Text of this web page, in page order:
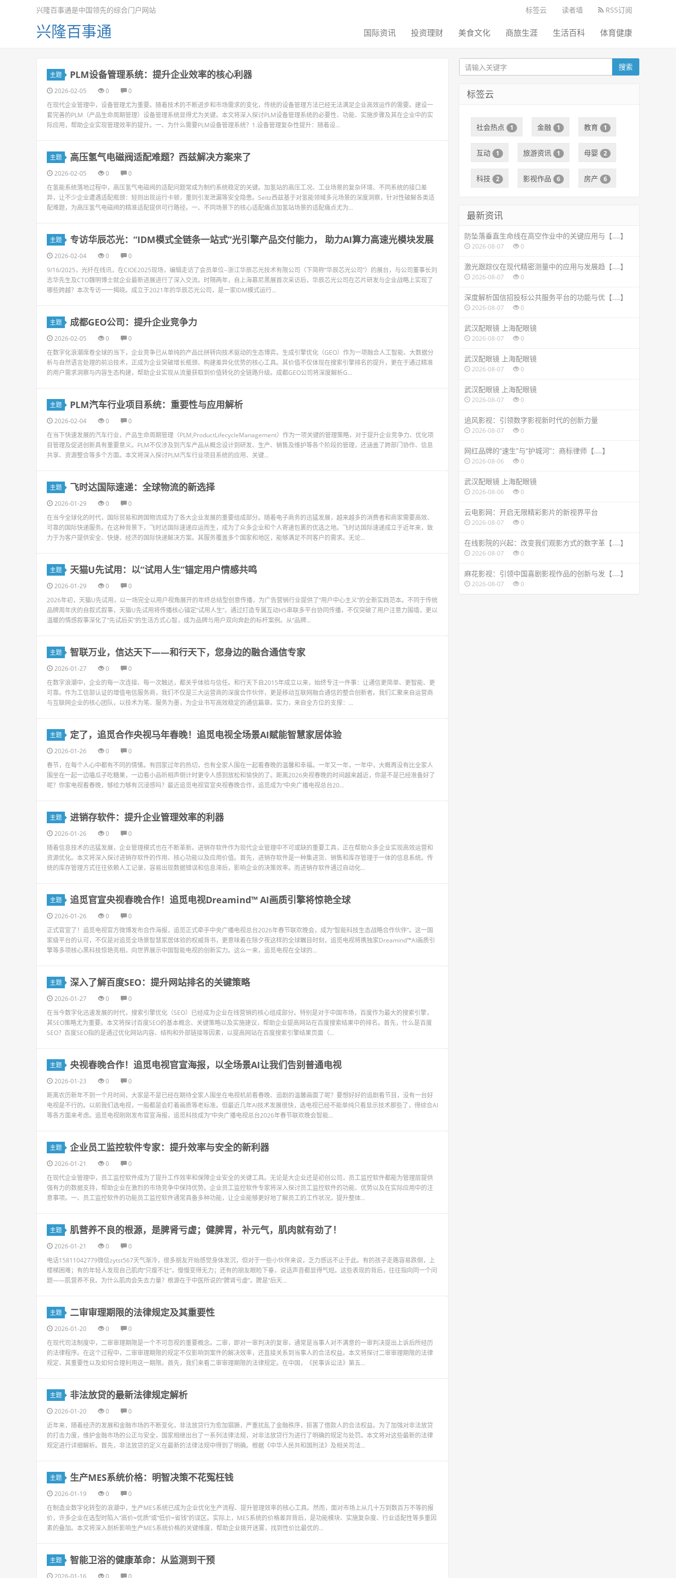
标签云 读者墙 RSS订阅
兴隆百事通是中国领先的综合门户网站
兴隆百事通 国际资讯 投资理财 美食文化 商旅生涯 生活百科 体育健康
主题 PLM设备管理系统：提升企业效率的核心利器
2026-02-05 0
0
在现代企业管理中，设备管理尤为重要。随着技术的不断进步和市场需求的变化，传统的设备管理方法已经无法满足企业高效运作的需要。建设一
套完善的PLM（产品生命周期管理）设备管理系统显得尤为关键。本文将深入探讨PLM设备管理系统的必要性、功能、实施步骤及其在企业中的实
际应用，帮助企业实现管理效率的提升。一、为什么需要PLM设备管理系统？1.设备管理复杂性提升：随着设...
主题 高压氢气电磁阀适配难题？西兹解决方案来了
2026-02-05 0
0
在氢能系统落地过程中，高压氢气电磁阀的适配问题常成为制约系统稳定的关键。加氢站的高压工况、工业场景的复杂环境、不同系统的接口差
异，让不少企业遭遇适配瓶颈：轻则出现运行卡顿，重则引发泄漏等安全隐患。Seitz西兹基于对氢能领域多元场景的深度洞察，针对性破解各类适
配难题，为高压氢气电磁阀的精准适配提供可行路径。一、不同场景下的核心适配痛点加氢站场景的适配痛点尤为...
主题 专访华辰芯光：“IDM模式全链条一站式”光引擎产品交付能力， 助力AI算力高速光模块发展
2026-02-04 0
0
9/16/2025，光纤在线讯，在CIOE2025现场，编辑走访了会员单位--浙江华辰芯光技术有限公司（下简称“华辰芯光公司”）的展台，与公司董事长刘
志华先生及CTO魏明博士就企业最新进展进行了深入交流。时隔两年，自上海慕尼黑展首次采访后，华辰芯光公司在芯片研发与企业战略上实现了
哪些跨越？本次专访一一揭晓。成立于2021年的华辰芯光公司，是一家IDM模式运行...
主题 成都GEO公司：提升企业竞争力
2026-02-05 0
0
在数字化浪潮席卷全球的当下，企业竞争已从单纯的产品比拼转向技术驱动的生态博弈。生成引擎优化（GEO）作为一项融合人工智能、大数据分
析与自然语言处理的前沿技术，正成为企业突破增长瓶颈、构建差异化优势的核心工具。其价值不仅体现在搜索引擎排名的提升，更在于通过精准
的用户需求洞察与内容生态构建，帮助企业实现从流量获取到价值转化的全链路升级。成都GEO公司将深度解析G...
主题 PLM汽车行业项目系统：重要性与应用解析
2026-02-04 0
0
在当下快速发展的汽车行业，产品生命周期管理（PLM,ProductLifecycleManagement）作为一项关键的管理策略，对于提升企业竞争力、优化项
目管理及促进创新具有重要意义。PLM不仅涉及到汽车产品从概念设计到研发、生产、销售及维护等各个阶段的管理，还涵盖了跨部门协作、信息
共享、资源整合等多个方面。本文将深入探讨PLM汽车行业项目系统的应用、关键...
主题 飞时达国际速递：全球物流的新选择
2026-01-29 0
0
在当今全球化的时代，国际贸易和跨国物流成为了各大企业发展的重要组成部分。随着电子商务的迅猛发展，越来越多的消费者和商家需要高效、
可靠的国际快递服务。在这种背景下，飞时达国际速递应运而生，成为了众多企业和个人寄递包裹的优选之地。飞时达国际速递成立于近年来，致
力于为客户提供安全、快捷、经济的国际快递解决方案。其服务覆盖多个国家和地区，能够满足不同客户的需求。无论...
主题 天猫U先试用：以“试用人生”锚定用户情感共鸣
2026-01-29 0
0
2026年初，天猫U先试用，以一场完全以用户视角展开的年终总结型创意传播，为广告营销行业提供了“用户中心主义”的全新实践范本。不同于传统
品牌周年庆的自叙式叙事，天猫U先试用将传播核心锚定“试用人生”，通过打造专属互动H5串联多平台协同传播，不仅突破了用户注意力围墙，更以
温暖的情感叙事深化了“先试后买”的生活方式心智，成为品牌与用户双向奔赴的标杆案例。从“品牌...
主题 智联万业，信达天下——和行天下，您身边的融合通信专家
2026-01-27 0
0
在数字浪潮中，企业的每一次连接、每一次触达，都关乎体验与信任。和行天下自2015年成立以来，始终专注一件事：让通信更简单、更智能、更
可靠。作为工信部认证的增值电信服务商，我们不仅是三大运营商的深度合作伙伴，更是移动互联网融合通信的整合创新者。我们汇聚来自运营商
与互联网企业的核心团队，以技术为笔、服务为墨，为企业书写高效稳定的通信篇章。实力，来自全方位的支撑：...
主题 定了，追觅合作央视马年春晚！追觅电视全场景AI赋能智慧家居体验
2026-01-26 0
0
春节，在每个人心中都有不同的情愫。有回家过年的热切，也有全家人围在一起看春晚的温馨和幸福。一年又一年，一年中，大概再没有比全家人
围坐在一起一边嗑瓜子吃糖果，一边看小品听相声倒计时更令人感到放松和愉快的了。距离2026央视春晚的时间越来越近，你是不是已经准备好了
呢？你家电视看春晚，够给力够有沉浸感吗？最近追觅电视官宣央视春晚合作，追觅成为“中央广播电视总台20...
主题 进销存软件：提升企业管理效率的利器
2026-01-26 0
0
随着信息技术的迅猛发展，企业管理模式也在不断革新。进销存软件作为现代企业管理中不可或缺的重要工具，正在帮助众多企业实现高效运营和
资源优化。本文将深入探讨进销存软件的作用、核心功能以及应用价值。首先，进销存软件是一种集进货、销售和库存管理于一体的信息系统。传
统的库存管理方式往往依赖人工记录，容易出现数据错误和信息滞后，影响企业的决策效率。而进销存软件通过自动化...
主题 追觅官宣央视春晚合作！追觅电视Dreamind™ AI画质引擎将惊艳全球
2026-01-26 0
0
正式官宣了！追觅电视官方微博发布合作海报，追觅正式牵手中央广播电视总台2026年春节联欢晚会，成为“智能科技生态战略合作伙伴”。这一国
家级平台的认可，不仅是对追觅全场景智慧家居体验的权威背书，更意味着在除夕夜这样的全球瞩目时刻，追觅电视将携独家Dreamind™AI画质引
擎等多项核心黑科技惊艳亮相，向世界展示中国智能电视的创新实力。这么一来，追觅电视在全球的...
主题 深入了解百度SEO：提升网站排名的关键策略
2026-01-27 0
0
在当今数字化迅速发展的时代，搜索引擎优化（SEO）已经成为企业在线营销的核心组成部分。特别是对于中国市场，百度作为最大的搜索引擎，
其SEO策略尤为重要。本文将探讨百度SEO的基本概念、关键策略以及实施建议，帮助企业提高网站在百度搜索结果中的排名。首先，什么是百度
SEO？百度SEO指的是通过优化网站内容、结构和外部链接等因素，以提高网站在百度搜索引擎结果页面（...
主题 央视春晚合作！追觅电视官宣海报，以全场景AI让我们告别普通电视
2026-01-23 0
0
距离农历新年不到一个月时间，大家是不是已经在期待全家人围坐在电视机前看春晚、追剧的温馨画面了呢？要想好好的追剧看节目，没有一台好
电视是不行的。以前我们选电视，一般都是会盯着画质等老标准。但最近几年AI技术发展很快，选电视已经不能单纯只看显示技术那些了，得综合AI
等各方面来考虑。追觅电视刚刚发布官宣海报，追觅科技成为“中央广播电视总台2026年春节联欢晚会智能...
主题 企业员工监控软件专家：提升效率与安全的新利器
2026-01-21 0
0
在现代企业管理中，员工监控软件成为了提升工作效率和保障企业安全的关键工具。无论是大企业还是初创公司，员工监控软件都能为管理层提供
强有力的数据支持，帮助企业在激烈的市场竞争中保持优势。企业员工监控软件专家将深入探讨员工监控软件的功能、优势以及在实际应用中的注
意事项。一、员工监控软件的功能员工监控软件通常具备多种功能，让企业能够更好地了解员工的工作状况，提升整体...
主题 肌营养不良的根源，是脾肾亏虚；健脾胃，补元气，肌肉就有劲了！
2026-01-21 0
0
电话15811042779微信zytst567天气渐冷，很多朋友开始感觉身体发沉，但对于一些小伙伴来说，乏力感远不止于此。有的孩子走路容易跌倒，上
楼梯困难；有的年轻人发现自己肌肉“只瘦不壮”，慢慢变得无力；还有的朋友眼睑下垂，说话声音都显得气短。这些表现的背后，往往指向同一个问
题——肌营养不良。为什么肌肉会失去力量？根源在于中医所说的“脾肾亏虚”。脾是“后天...
主题 二审审理期限的法律规定及其重要性
2026-01-20 0
0
在现代司法制度中，二审审理期限是一个不可忽视的重要概念。二审，即对一审判决的复审，通常是当事人对不满意的一审判决提出上诉后所经历
的法律程序。在这个过程中，二审审理期限的规定不仅影响到案件的解决效率，还直接关系到当事人的合法权益。本文将探讨二审审理期限的法律
规定、其重要性以及如何合理利用这一期限。首先，我们来看二审审理期限的法律规定。在中国，《民事诉讼法》第五...
主题 非法放贷的最新法律规定解析
2026-01-20 0
0
近年来，随着经济的发展和金融市场的不断变化，非法放贷行为愈加猖獗，严重扰乱了金融秩序，损害了借款人的合法权益。为了加强对非法放贷
的打击力度，维护金融市场的公正与安全，国家相继出台了一系列法律法规，对非法放贷行为进行了明确的规定与处罚。本文将对这些最新的法律
规定进行详细解析。首先，非法放贷的定义在最新的法律法规中得到了明确。根据《中华人民共和国刑法》及相关司法...
主题 生产MES系统价格：明智决策不花冤枉钱
2026-01-19 0
0
在制造业数字化转型的浪潮中，生产MES系统已成为企业优化生产流程、提升管理效率的核心工具。然而，面对市场上从几十万到数百万不等的报
价，许多企业在选型时陷入“高价=优质”或“低价=省钱”的误区。实际上，MES系统的价格差异背后，是功能模块、实施复杂度、行业适配性等多重因
素的叠加。本文将深入剖析影响生产MES系统价格的关键维度，帮助企业拨开迷雾，找到性价比最优的...
主题 智能卫浴的健康革命：从监测到干预
2026-01-16 0 0
搜索
标签云
社会热点 1 金融 1 教育 1
互动 1 旅游资讯 1 母婴 2
科技 2 影视作品 6 房产 6
最新资讯
防坠落垂直生命线在高空作业中的关键应用与【....】
2026-08-07 0
激光跟踪仪在现代精密测量中的应用与发展趋【....】
2026-08-07 0
深度解析国信招投标公共服务平台的功能与优【....】
2026-08-07 0
武汉配眼镜 上海配眼镜
2026-08-07 0
武汉配眼镜 上海配眼镜
2026-08-07 0
武汉配眼镜 上海配眼镜
2026-08-07 0
追风影视：引领数字影视新时代的创新力量
2026-08-07 0
网红品牌的“速生”与“护城河”：商标律师【....】
2026-08-06 0
武汉配眼镜 上海配眼镜
2026-08-06 0
云电影网：开启无限精彩影片的新视界平台
2026-08-07 0
在线影院的兴起：改变我们观影方式的数字革【....】
2026-08-07 0
麻花影视：引领中国喜剧影视作品的创新与发【....】
2026-08-07 0